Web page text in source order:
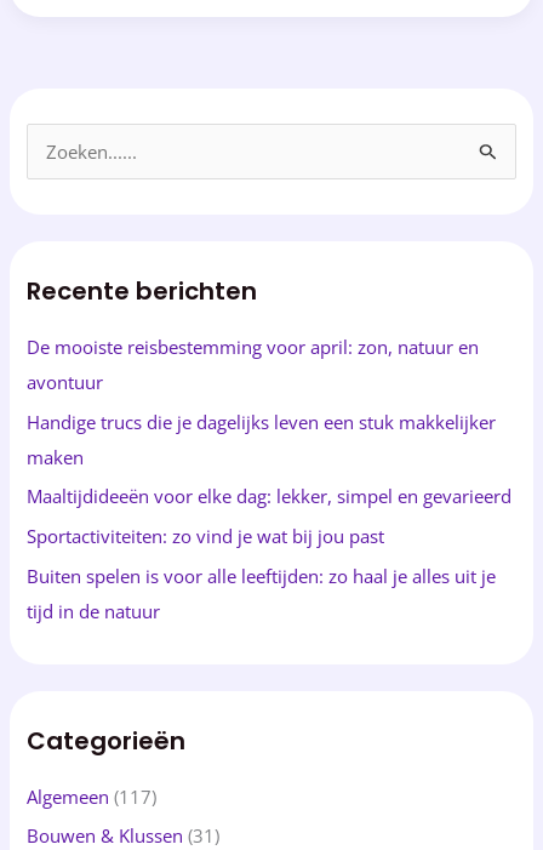
e
a
r
:
Recente berichten
De mooiste reisbestemming voor april: zon, natuur en
avontuur
Handige trucs die je dagelijks leven een stuk makkelijker
maken
Maaltijdideeën voor elke dag: lekker, simpel en gevarieerd
Sportactiviteiten: zo vind je wat bij jou past
Buiten spelen is voor alle leeftijden: zo haal je alles uit je
tijd in de natuur
Categorieën
Algemeen (117)
Bouwen & Klussen (31)